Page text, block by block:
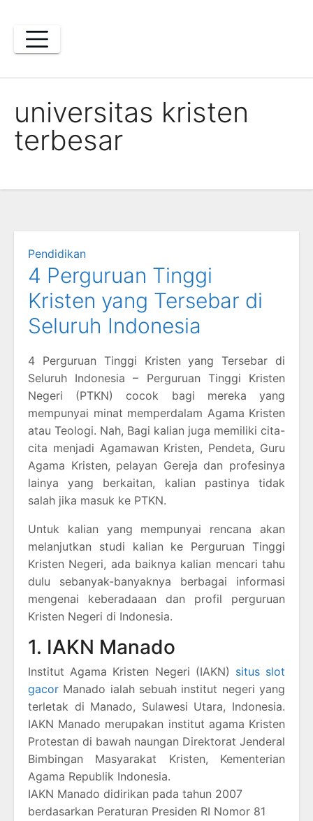
content
universitas kristen
terbesar
Pendidikan
4 Perguruan Tinggi
Kristen yang Tersebar di
Seluruh Indonesia
4 Perguruan Tinggi Kristen yang Tersebar di
Seluruh Indonesia – Perguruan Tinggi Kristen
Negeri (PTKN) cocok bagi mereka yang
mempunyai minat memperdalam Agama Kristen
atau Teologi. Nah, Bagi kalian juga memiliki cita-
cita menjadi Agamawan Kristen, Pendeta, Guru
Agama Kristen, pelayan Gereja dan profesinya
lainya yang berkaitan, kalian pastinya tidak
salah jika masuk ke PTKN.
Untuk kalian yang mempunyai rencana akan
melanjutkan studi kalian ke Perguruan Tinggi
Kristen Negeri, ada baiknya kalian mencari tahu
dulu sebanyak-banyaknya berbagai informasi
mengenai keberadaaan dan profil perguruan
Kristen Negeri di Indonesia.
1. IAKN Manado
Institut Agama Kristen Negeri (IAKN) situs slot
gacor Manado ialah sebuah institut negeri yang
terletak di Manado, Sulawesi Utara, Indonesia.
IAKN Manado merupakan institut agama Kristen
Protestan di bawah naungan Direktorat Jenderal
Bimbingan Masyarakat Kristen, Kementerian
Agama Republik Indonesia.
IAKN Manado didirikan pada tahun 2007
berdasarkan Peraturan Presiden RI Nomor 81